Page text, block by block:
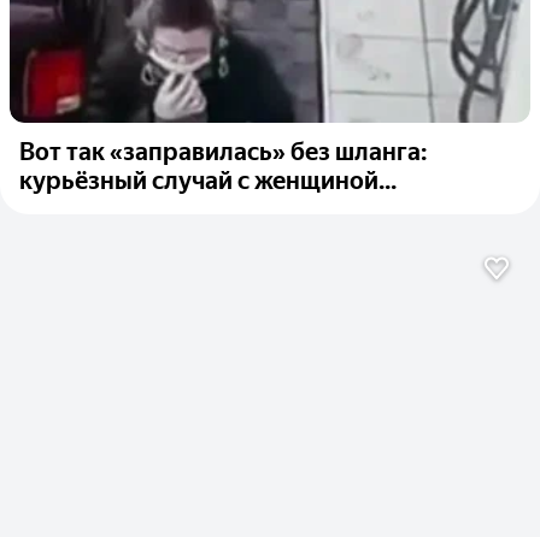
Вот так «заправилась» без шланга:
курьёзный случай с женщиной...